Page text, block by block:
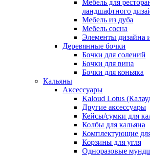
Мебель для
ландшафтного
Мебель из дуба
Мебель сосна
Элементы дизайна
Деревянные бочки
Бочки для солений
Бочки для вина
Бочки для коньяка
Кальяны
Аксессуары
Kaloud Lotus
Другие аксессуары
Кейсы/сумки для
Колбы для кальяна
Комплектующие
Корзины для угля
Одноразовые